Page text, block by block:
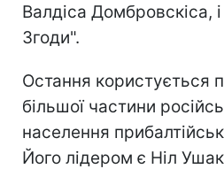
Валдіса Домбровскіса,
Згоди".
Остання користується
більшої частини
населення
Його лідером є Ніл